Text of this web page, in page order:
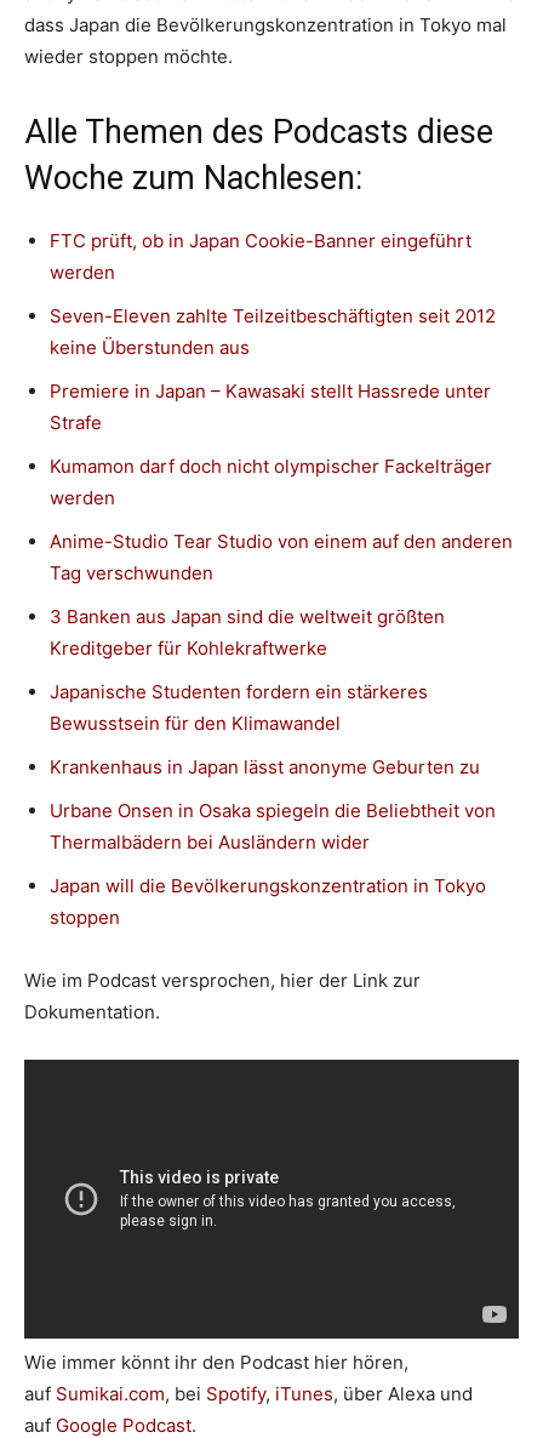
dass Japan die Bevölkerungskonzentration in Tokyo mal
wieder stoppen möchte.
Alle Themen des Podcasts diese
Woche zum Nachlesen:
FTC prüft, ob in Japan Cookie-Banner eingeführt
werden
Seven-Eleven zahlte Teilzeitbeschäftigten seit 2012
keine Überstunden aus
Premiere in Japan – Kawasaki stellt Hassrede unter
Strafe
Kumamon darf doch nicht olympischer Fackelträger
werden
Anime-Studio Tear Studio von einem auf den anderen
Tag verschwunden
3 Banken aus Japan sind die weltweit größten
Kreditgeber für Kohlekraftwerke
Japanische Studenten fordern ein stärkeres
Bewusstsein für den Klimawandel
Krankenhaus in Japan lässt anonyme Geburten zu
Urbane Onsen in Osaka spiegeln die Beliebtheit von
Thermalbädern bei Ausländern wider
Japan will die Bevölkerungskonzentration in Tokyo
stoppen
Wie im Podcast versprochen, hier der Link zur
Dokumentation.
Wie immer könnt ihr den Podcast hier hören,
auf Sumikai.com, bei Spotify, iTunes, über Alexa und
auf Google Podcast.